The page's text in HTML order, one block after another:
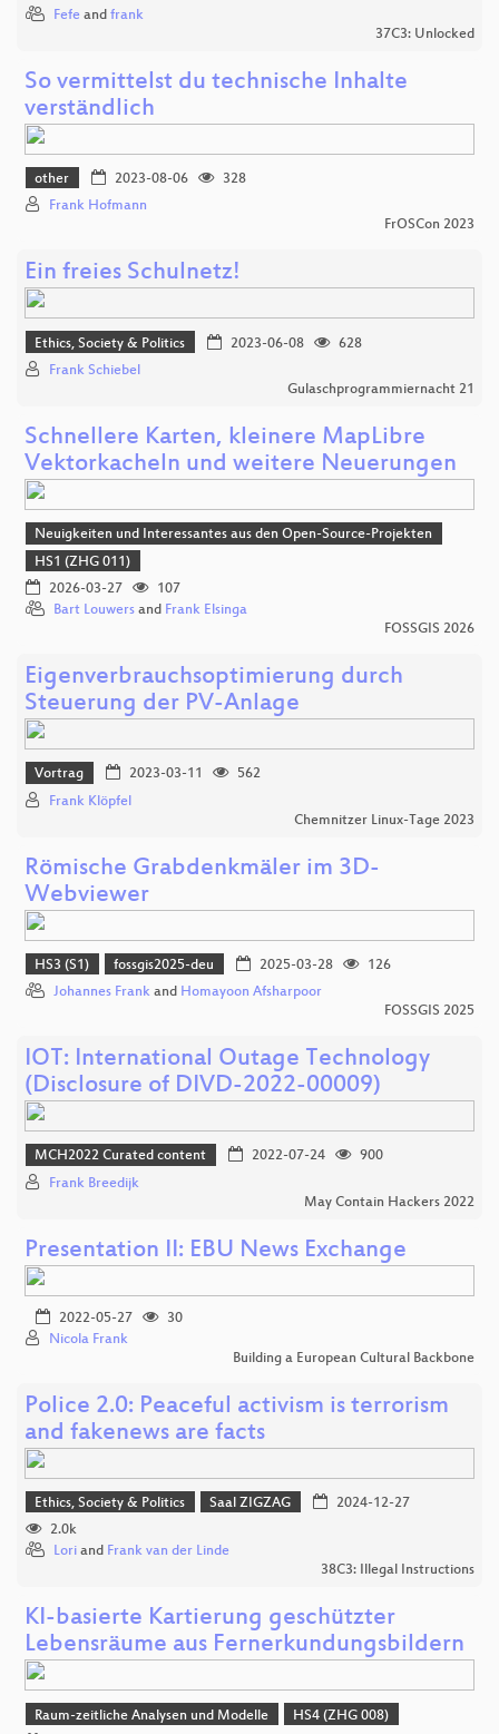
Fefe and frank
37C3: Unlocked
So vermittelst du technische Inhalte
verständlich
other 2023-08-06
328
Frank Hofmann
FrOSCon 2023
Ein freies Schulnetz!
Ethics, Society & Politics 2023-06-08
628
Frank Schiebel
Gulaschprogrammiernacht 21
Schnellere Karten, kleinere MapLibre
Vektorkacheln und weitere Neuerungen
Neuigkeiten und Interessantes aus den Open-Source-Projekten
HS1 (ZHG 011)
2026-03-27
107
Bart Louwers and Frank Elsinga
FOSSGIS 2026
Eigenverbrauchsoptimierung durch
Steuerung der PV-Anlage
Vortrag 2023-03-11
562
Frank Klöpfel
Chemnitzer Linux-Tage 2023
Römische Grabdenkmäler im 3D-
Webviewer
HS3 (S1) fossgis2025-deu 2025-03-28
126
Johannes Frank and Homayoon Afsharpoor
FOSSGIS 2025
IOT: International Outage Technology
(Disclosure of DIVD-2022-00009)
MCH2022 Curated content 2022-07-24
900
Frank Breedijk
May Contain Hackers 2022
Presentation II: EBU News Exchange
2022-05-27
30
Nicola Frank
Building a European Cultural Backbone
Police 2.0: Peaceful activism is terrorism
and fakenews are facts
Ethics, Society & Politics Saal ZIGZAG
2024-12-27
2.0k
Lori and Frank van der Linde
38C3: Illegal Instructions
KI-basierte Kartierung geschützter
Lebensräume aus Fernerkundungsbildern
Raum-zeitliche Analysen und Modelle HS4 (ZHG 008)